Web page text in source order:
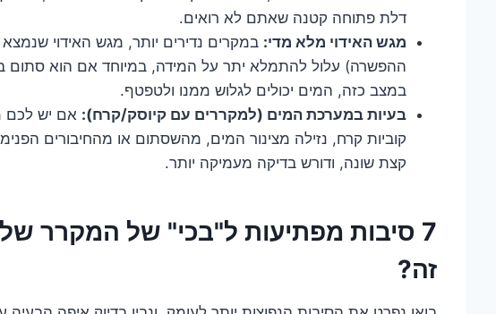
דלת פתוחה קטנה שאתם לא רואים.
מגש האידוי מלא מדי: במקרים נדירים יותר, מגש האידוי
ההפשרה) עלול להתמלא יתר על המידה, במיוחד אם הוא סתום
במצב כזה, המים יכולים לגלוש ממנו ולטפטף.
בעיות במערכת המים (למקררים עם קיוסק/קרח): אם יש לכם
קוביות קרח, נזילה מצינור המים, מהשסתום או מהחיבורים
קצת שונה, ודורש בדיקה מעמיקה יותר.
7 סיבות מפתיעות ל"בכי" של המקרר
זה?